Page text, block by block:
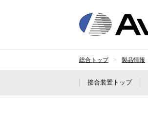
総合トップ 製品情報
接合装置トップ